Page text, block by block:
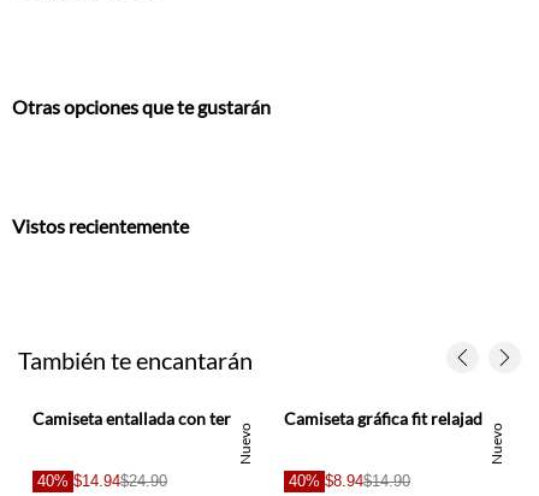
Otras opciones que te gustarán
Vistos recientemente
También te encantarán
Nuevo
40% $14.94$24.90
Nuevo
Camiseta gráfica fit relajado con print Tayrona tropical de algodón blanco para mujer
40% $8.94$14.90